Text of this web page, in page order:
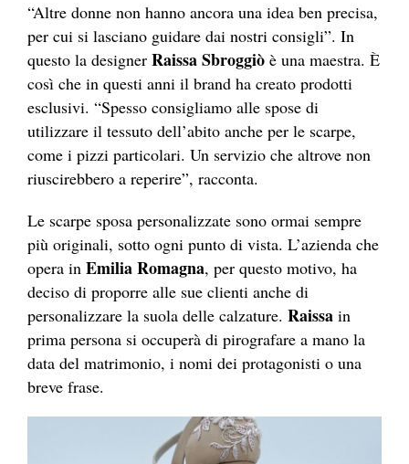
“Altre donne non hanno ancora una idea ben precisa,
per cui si lasciano guidare dai nostri consigli”. In
questo la designer Raissa Sbroggiò è una maestra. È
così che in questi anni il brand ha creato prodotti
esclusivi. “Spesso consigliamo alle spose di
utilizzare il tessuto dell’abito anche per le scarpe,
come i pizzi particolari. Un servizio che altrove non
riuscirebbero a reperire”, racconta.
Le scarpe sposa personalizzate sono ormai sempre
più originali, sotto ogni punto di vista. L’azienda che
opera in Emilia Romagna, per questo motivo, ha
deciso di proporre alle sue clienti anche di
personalizzare la suola delle calzature. Raissa in
prima persona si occuperà di pirografare a mano la
data del matrimonio, i nomi dei protagonisti o una
breve frase.